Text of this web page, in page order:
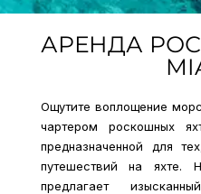
АРЕНДА
Ощутите воплощение
чартером роскошных
предназначенной для
путешествий на яхте.
предлагает